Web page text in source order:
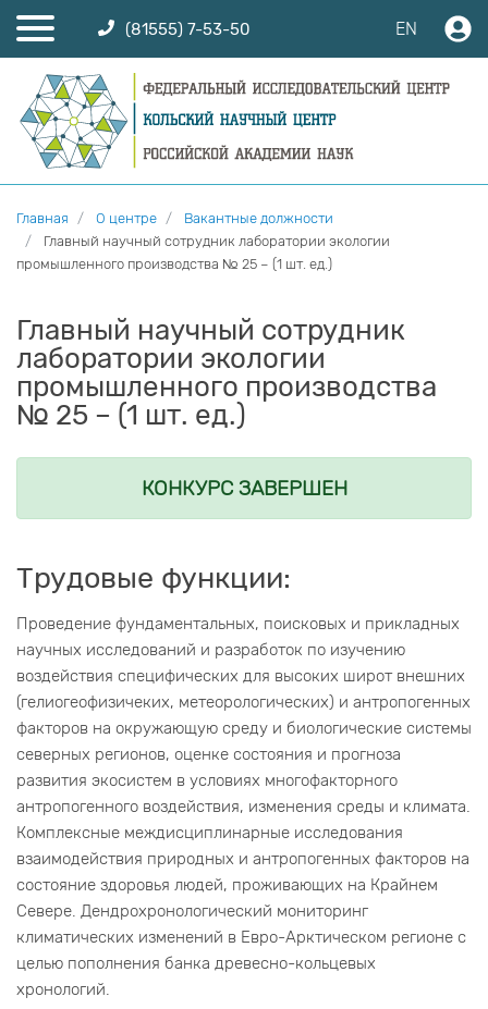
(81555) 7-53-50 EN
Главная О центре
Вакантные должности
Главный научный сотрудник лаборатории экологии
промышленного производства № 25 – (1 шт. ед.)
Главный научный сотрудник
лаборатории экологии
промышленного производства
№ 25 – (1 шт. ед.)
КОНКУРС ЗАВЕРШЕН
Трудовые функции:
Проведение фундаментальных, поисковых и прикладных
научных исследований и разработок по изучению
воздействия специфических для высоких широт внешних
(гелиогеофизичеких, метеорологических) и антропогенных
факторов на окружающую среду и биологические системы
северных регионов, оценке состояния и прогноза
развития экосистем в условиях многофакторного
антропогенного воздействия, изменения среды и климата.
Комплексные междисциплинарные исследования
взаимодействия природных и антропогенных факторов на
состояние здоровья людей, проживающих на Крайнем
Севере. Дендрохронологический мониторинг
климатических изменений в Евро-Арктическом регионе с
целью пополнения банка древесно-кольцевых
хронологий.